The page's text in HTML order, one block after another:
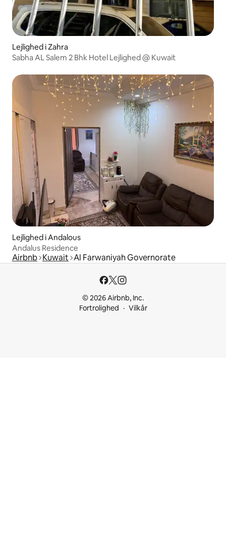
Lejlighed i Zahra
Sabha AL Salem 2 Bhk Hotel Lejlighed @ Kuwait
Lejlighed i Andalous
Andalus Residence
Airbnb Kuwait Al Farwaniyah Governorate
© 2026 Airbnb, Inc.
Fortrolighed
Vilkår